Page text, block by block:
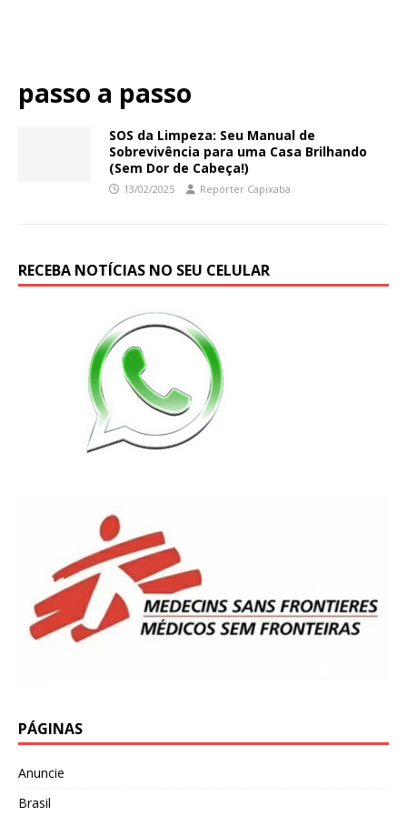
passo a passo
SOS da Limpeza: Seu Manual de
Sobrevivência para uma Casa Brilhando
(Sem Dor de Cabeça!)
13/02/2025 Repórter Capixaba
RECEBA NOTÍCIAS NO SEU CELULAR
PÁGINAS
Anuncie
Brasil